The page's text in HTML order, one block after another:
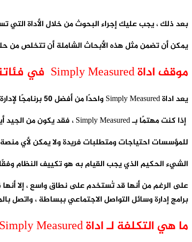
بعد ذلك ، يجب عليك إجراء البحوث من خلال الأداة
يمكن أن تضمن مثل هذه الأبحاث الشاملة أن تتخلص من
موقف اداة Simply Measured في فئاتنا الرئيسية
يعد اداة Simply Measured واحدًا من أفضل 50 برنامجًا لإدارة برامج التواصل الاجتماعي
إذا كنت مهتمًا بـ Simply Measured ، فقد يكون من الجيد أيضًا تحليل الفئات الفرعية الأخرى من برامج إدارة الوسائط الاجتماعية المجمعة في قاعدة بياناتنا الخاصة بمراجعات برامج SaaS.
للمؤسسات احتياجات ومتطلبات فريدة ولا يمكن لأي
الشيء الحكيم الذي يجب القيام به هو تكييف النظام
على الرغم من أنها قد تُستخدم على نطاق واسع ، إلا
برامج إدارة وسائل التواصل الاجتماعي ببساطة ،
ما هي التكلفة لـ اداة Simply Measured ؟